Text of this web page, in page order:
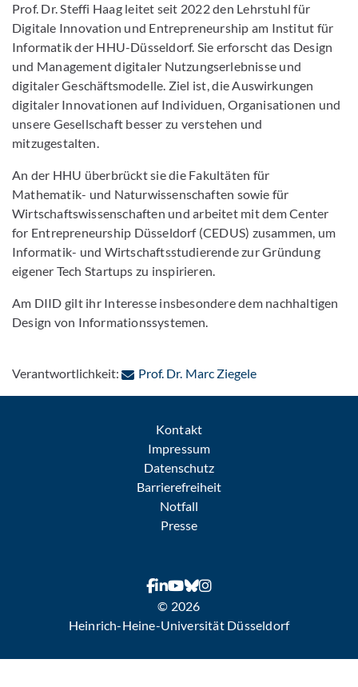
Prof. Dr. Steffi Haag leitet seit 2022 den Lehrstuhl für
Digitale Innovation und Entrepreneurship am Institut für
Informatik der HHU-Düsseldorf. Sie erforscht das Design
und Management digitaler Nutzungserlebnisse und
digitaler Geschäftsmodelle. Ziel ist, die Auswirkungen
digitaler Innovationen auf Individuen, Organisationen und
unsere Gesellschaft besser zu verstehen und
mitzugestalten.
An der HHU überbrückt sie die Fakultäten für
Mathematik- und Naturwissenschaften sowie für
Wirtschaftswissenschaften und arbeitet mit dem Center
for Entrepreneurship Düsseldorf (CEDUS) zusammen, um
Informatik- und Wirtschaftsstudierende zur Gründung
eigener Tech Startups zu inspirieren.
Am DIID gilt ihr Interesse insbesondere dem nachhaltigen
Design von Informationssystemen.
Verantwortlichkeit: Prof. Dr. Marc Ziegele: Per E-Mail
Kontakt
Impressum
Datenschutz
Barrierefreiheit
Notfall
Presse
© 2026
Heinrich-Heine-Universität Düsseldorf